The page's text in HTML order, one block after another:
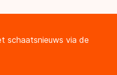
schaatsnieuws via de